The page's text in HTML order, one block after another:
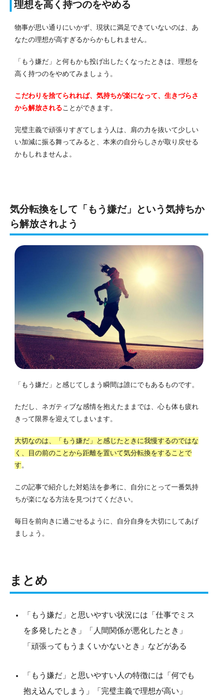
理想を高く持つのをやめる
物事が思い通りにいかず、現状に満足できていないのは、あ
なたの理想が高すぎるからかもしれません。
「もう嫌だ」と何もかも投げ出したくなったときは、理想を
高く持つのをやめてみましょう。
こだわりを捨てられれば、気持ちが楽になって、生きづらさ
から解放されることができます。
完璧主義で頑張りすぎてしまう人は、肩の力を抜いて少しい
い加減に振る舞ってみると、本来の自分らしさが取り戻せる
かもしれませんよ。
気分転換をして「もう嫌だ」という気持ちか
ら解放されよう
「もう嫌だ」と感じてしまう瞬間は誰にでもあるものです。
ただし、ネガティブな感情を抱えたままでは、心も体も疲れ
きって限界を迎えてしまいます。
大切なのは、「もう嫌だ」と感じたときに我慢するのではな
く、目の前のことから距離を置いて気分転換をすることで
す。
この記事で紹介した対処法を参考に、自分にとって一番気持
ちが楽になる方法を見つけてください。
毎日を前向きに過ごせるように、自分自身を大切にしてあげ
ましょう。
まとめ
「もう嫌だ」と思いやすい状況には「仕事でミス
を多発したとき」「人間関係が悪化したとき」
「頑張ってもうまくいかないとき」などがある
「もう嫌だ」と思いやすい人の特徴には「何でも
抱え込んでしまう」「完璧主義で理想が高い」